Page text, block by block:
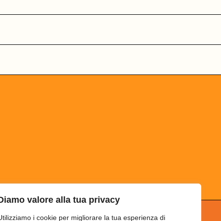
valore alla tua privacy
i cookie per migliorare la tua esperienza di